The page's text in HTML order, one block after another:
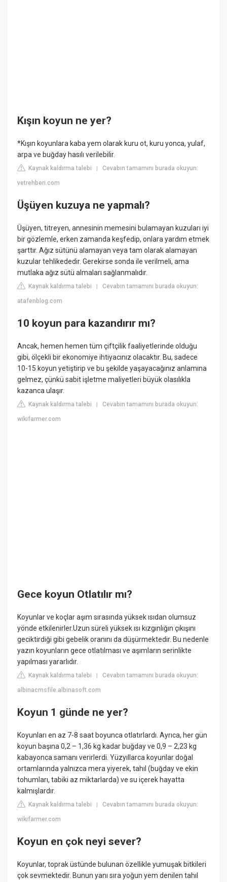
Kışın koyun ne yer?
*Kışın koyunlara kaba yem olarak kuru ot, kuru yonca, yulaf,
arpa ve buğday hasılı verilebilir.
Kaynak kaldırma talebi |Cevabın tamamını burada okuyun:
vetrehberi.com
Üşüyen kuzuya ne yapmalı?
Üşüyen, titreyen, annesinin memesini bulamayan kuzuları iyi
bir gözlemle, erken zamanda keşfedip, onlara yardım etmek
şarttır. Ağız sütünü alamayan veya tam olarak alamayan
kuzular tehlikededir. Gerekirse sonda ile verilmeli, ama
mutlaka ağız sütü almaları sağlanmalıdır.
Kaynak kaldırma talebi |Cevabın tamamını burada okuyun:
atafenblog.com
10 koyun para kazandırır mı?
Ancak, hemen hemen tüm çiftçilik faaliyetlerinde olduğu
gibi, ölçekli bir ekonomiye ihtiyacınız olacaktır. Bu, sadece
10-15 koyun yetiştirip ve bu şekilde yaşayacağınız anlamına
gelmez, çünkü sabit işletme maliyetleri büyük olasılıkla
kazanca ulaşır.
Kaynak kaldırma talebi |Cevabın tamamını burada okuyun:
wikifarmer.com
Gece koyun Otlatılır mı?
Koyunlar ve koçlar aşım sırasında yüksek ısıdan olumsuz
yönde etkilenirler.Uzun süreli yüksek ısı kızgınlığın çıkışını
geciktirdiği gibi gebelik oranını da düşürmektedir. Bu nedenle
yazın koyunların gece otlatılması ve aşımların serinlikte
yapılması yararlıdır.
Kaynak kaldırma talebi |Cevabın tamamını burada okuyun:
albinacmsfile.albinasoft.com
Koyun 1 günde ne yer?
Koyunları en az 7-8 saat boyunca otlatırlardı. Ayrıca, her gün
koyun başına 0,2 – 1,36 kg kadar buğday ve 0,9 – 2,23 kg
kabayonca samanı verirlerdi. Yüzyıllarca koyunlar doğal
ortamlarında yalnızca mera yiyerek, tahıl (buğday ve ekin
tohumları, tabiki az miktarlarda) ve su içerek hayatta
kalmışlardır.
Kaynak kaldırma talebi |Cevabın tamamını burada okuyun:
wikifarmer.com
Koyun en çok neyi sever?
Koyunlar, toprak üstünde bulunan özellikle yumuşak bitkileri
çok sevmektedir. Bunun yanı sıra yoğun yem denilen tahıl